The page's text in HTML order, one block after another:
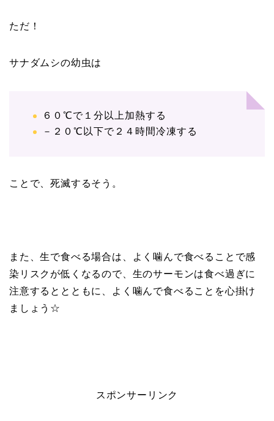
ただ！
サナダムシの幼虫は
６０℃で１分以上加熱する
－２０℃以下で２４時間冷凍する
ことで、死滅するそう。
また、生で食べる場合は、よく噛んで食べることで感
染リスクが低くなるので、生のサーモンは食べ過ぎに
注意するととともに、よく噛んで食べることを心掛け
ましょう☆
スポンサーリンク